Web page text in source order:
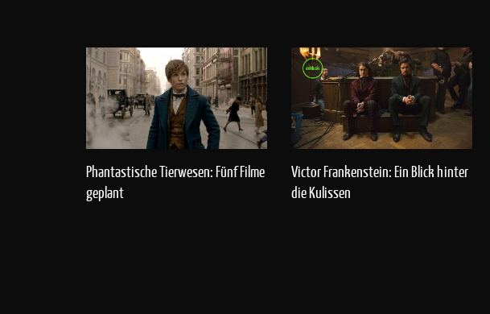
Phantastische Tierwesen: Fünf Filme
geplant
Victor Frankenstein: Ein Blick hinter
die Kulissen